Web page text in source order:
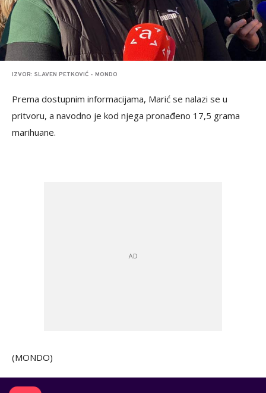
IZVOR: SLAVEN PETKOVIĆ - MONDO
Prema dostupnim informacijama, Marić se nalazi se u
pritvoru, a navodno je kod njega pronađeno 17,5 grama
marihuane.
(MONDO)